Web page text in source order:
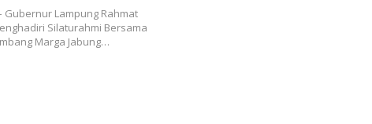
Gubernur Lampung Rahmat
Silaturahmi Bersama
Marga Jabung…